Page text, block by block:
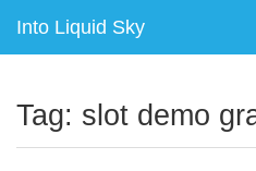
Into Liquid Sky
Tag: slot demo